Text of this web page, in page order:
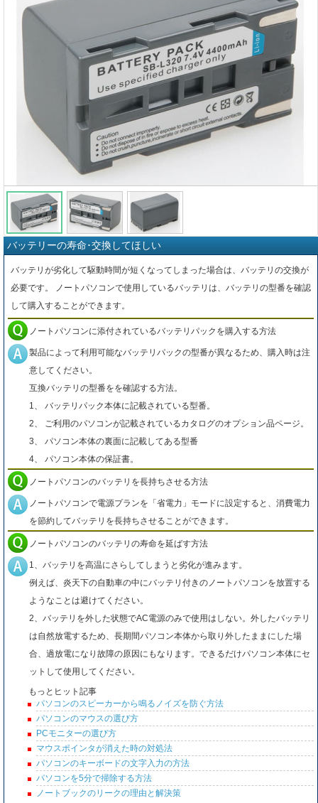
バッテリーの寿命･交換してほしい
バッテリが劣化して駆動時間が短くなってしまった場合は、バッテリの交換が
必要です。 ノートパソコンで使用しているバッテリは、バッテリの型番を確認
して購入することができます。
ノートパソコンに添付されているバッテリパックを購入する方法
製品によって利用可能なバッテリパックの型番が異なるため、購入時は注
意してください。
互換バッテリの型番をを確認する方法。
1、 バッテリパック本体に記載されている型番。
2、 ご利用のパソコンが記載されているカタログのオプション品ページ。
3、 パソコン本体の裏面に記載してある型番
4、 パソコン本体の保証書。
ノートパソコンのバッテリを長持ちさせる方法
ノートパソコンで電源プランを「省電力」モードに設定すると、消費電力
を節約してバッテリを長持ちさせることができます。
ノートパソコンのバッテリの寿命を延ばす方法
1、バッテリを高温にさらしてしまうと劣化が進みます。
例えば、炎天下の自動車の中にバッテリ付きのノートパソコンを放置する
ようなことは避けてください。
2、バッテリを外した状態でAC電源のみで使用はしない。外したバッテリ
は自然放電するため、長期間パソコン本体から取り外したままにした場
合、過放電になり故障の原因にもなります。できるだけパソコン本体にセ
ットして使用してください。
もっとヒット記事
パソコンのスピーカーから鳴るノイズを防ぐ方法
パソコンのマウスの選び方
PCモニターの選び方
マウスポインタが消えた時の対処法
パソコンのキーボードの文字入力の方法
パソコンを5分で掃除する方法
ノートブックのリークの理由と解決策